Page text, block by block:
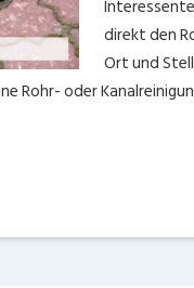
direkt den
Ort und
Rohr- oder